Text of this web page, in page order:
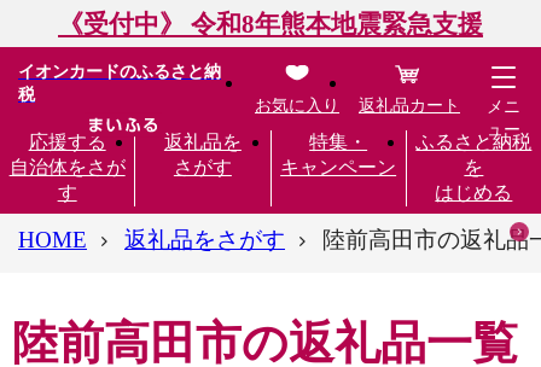
《受付中》 令和8年熊本地震緊急支援
イオンカードのふるさと納
税
応援する
自治体をさが
す
返礼品を
さがす
特集・
キャンペーン
ふるさと納税
を
はじめる
お気に入り 返礼品カート
メニ
ュー
HOME 返礼品をさがす 陸前高田市の返礼品
陸前高田市の返礼品一覧